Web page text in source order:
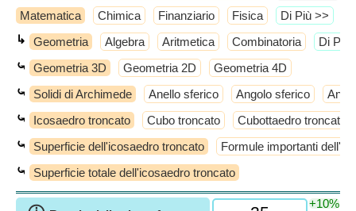
Matematica Chimica Finanziario Fisica ​Di Più >>
↳ Geometria Algebra Aritmetica Combinatoria ​Di Più
⤿ Geometria 3D Geometria 2D Geometria 4D
⤿ Solidi di Archimede Anello sferico Angolo sferico
⤿ Icosaedro troncato Cubo troncato Cubottaedro troncato
⤿ Superficie dell'icosaedro troncato Formule importanti
⤿ Superficie totale dell'icosaedro troncato
+10%